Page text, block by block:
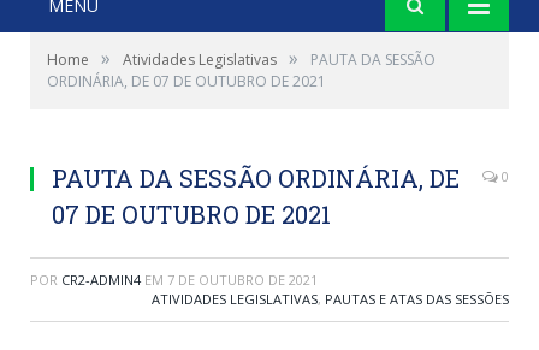
MENU
Home » Atividades Legislativas »
PAUTA DA SESSÃO
ORDINÁRIA, DE 07 DE OUTUBRO DE 2021
PAUTA DA SESSÃO ORDINÁRIA, DE
07 DE OUTUBRO DE 2021
0
POR CR2-ADMIN4 EM 7 DE OUTUBRO DE 2021
ATIVIDADES LEGISLATIVAS, PAUTAS E ATAS DAS SESSÕES